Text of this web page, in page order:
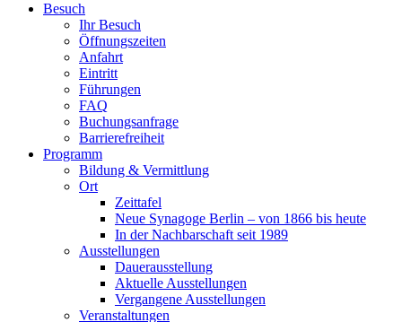
Besuch
Ihr Besuch
Öffnungszeiten
Anfahrt
Eintritt
Führungen
FAQ
Buchungsanfrage
Barrierefreiheit
Programm
Bildung & Vermittlung
Ort
Zeittafel
Neue Synagoge Berlin – von 1866 bis heute
In der Nachbarschaft seit 1989
Ausstellungen
Dauerausstellung
Aktuelle Ausstellungen
Vergangene Ausstellungen
Veranstaltungen